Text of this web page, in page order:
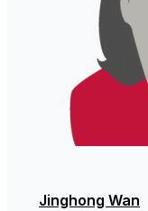
Jinghong Wan